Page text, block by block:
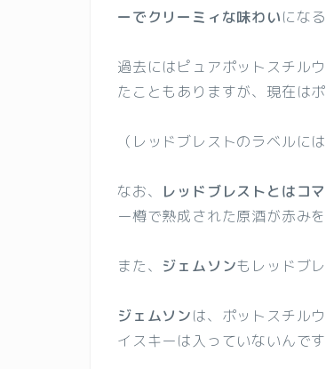
ーでクリーミィな味わいにな
過去にはピュアポットスチル
たこともありますが、現在は
（レッドブレストのラベルに
なお、 レッドブレストとはコ
ー樽で熟成された原酒が赤み
また、 ジェムソンもレッドブ
ジェムソンは、ポットスチル
イスキーは入っていないんで